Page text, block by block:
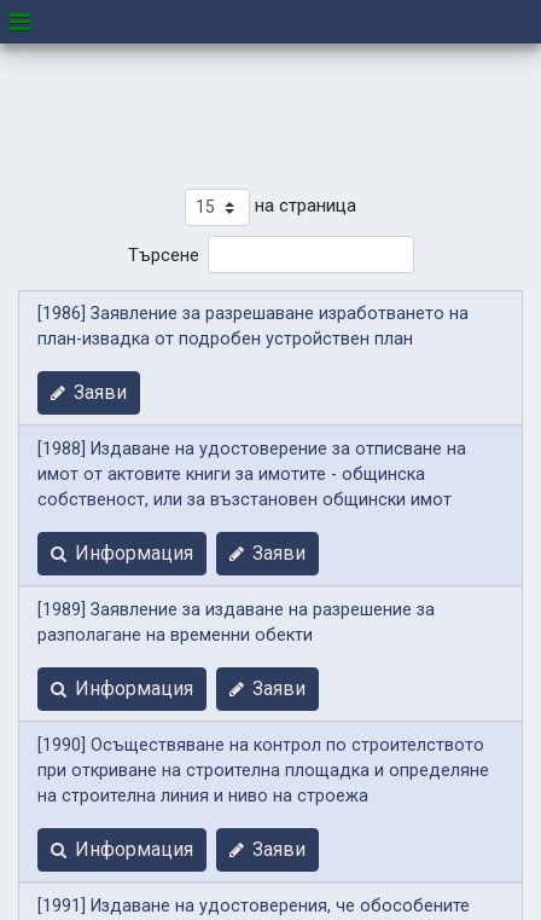
на страница
Търсене
[1986] Заявление за разрешаване изработването на
план-извадка от подробен устройствен план
Заяви
[1988] Издаване на удостоверение за отписване на
имот от актовите книги за имотите - общинска
собственост, или за възстановен общински имот
Информация Заяви
[1989] Заявление за издаване на разрешение за
разполагане на временни обекти
Информация Заяви
[1990] Осъществяване на контрол по строителството
при откриване на строителна площадка и определяне
на строителна линия и ниво на строежа
Информация Заяви
[1991] Издаване на удостоверения, че обособените